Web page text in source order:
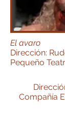
El avaro
Dirección:
Pequeño
Compañía